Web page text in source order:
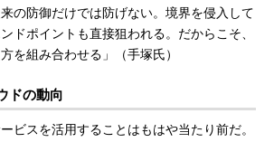
の防御だけでは防げない。境界を侵入して
ドポイントも直接狙われる。だからこそ、
を組み合わせる」（手塚氏）
ドの動向
ビスを活用することはもはや当たり前だ。